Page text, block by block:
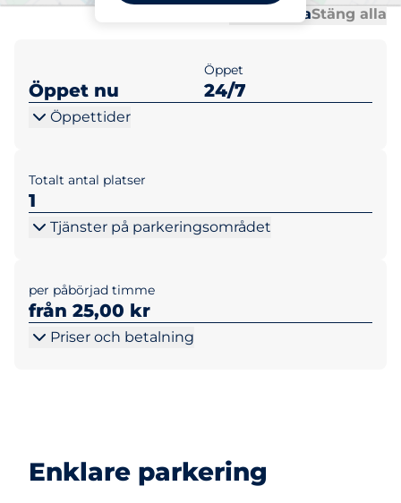
Öppna allaStäng alla
Öppet nu
Öppet
24/7
Öppettider
Totalt antal platser
1
Tjänster på parkeringsområdet
per påbörjad timme
från 25,00 kr
Priser och betalning
Enklare parkering